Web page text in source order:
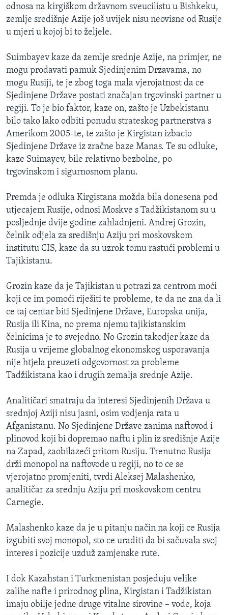
odnosa na kirgiškom državnom sveucilistu u Bishkeku,
zemlje središnje Azije još uvijek nisu neovisne od Rusije
u mjeri u kojoj bi to željele.
Suimbayev kaze da zemlje srednje Azije, na primjer, ne
mogu prodavati pamuk Sjedinjenim Drzavama, no
mogu Rusiji, te je zbog toga mala vjerojatnost da ce
Sjedinjene Države postati značajan trgovinski partner u
regiji. To je bio faktor, kaze on, zašto je Uzbekistanu
bilo tako lako odbiti ponudu strateskog partnerstva s
Amerikom 2005-te, te zašto je Kirgistan izbacio
Sjedinjene Države iz zračne baze Manas. Te su odluke,
kaze Suimayev, bile relativno bezbolne, po
trgovinskom i sigurnosnom planu.
Premda je odluka Kirgistana možda bila donesena pod
utjecajem Rusije, odnosi Moskve s Tadžikistanom su u
posljednje dvije godine zahladnjeni. Andrej Grozin,
čelnik odjela za središnju Aziju pri moskovskom
institutu CIS, kaze da su uzrok tomu rastući problemi u
Tajikistanu.
Grozin kaze da je Tajikistan u potrazi za centrom moći
koji ce im pomoći riješiti te probleme, te da ne zna da li
ce taj centar biti Sjedinjene Države, Europska unija,
Rusija ili Kina, no prema njemu tajikistanskim
čelnicima je to svejedno. No Grozin takodjer kaze da
Rusija u vrijeme globalnog ekonomskog usporavanja
nije htjela preuzeti odgovornost za probleme
Tadžikistana kao i drugih zemalja srednje Azije.
Analitičari smatraju da interesi Sjedinjenih Država u
srednjoj Aziji nisu jasni, osim vodjenja rata u
Afganistanu. No Sjedinjene Države zanima naftovod i
plinovod koji bi dopremao naftu i plin iz središnje Azije
na Zapad, zaobilazeći pritom Rusiju. Trenutno Rusija
drži monopol na naftovode u regiji, no to ce se
vjerojatno promjeniti, tvrdi Aleksej Malashenko,
analitičar za srednju Aziju pri moskovskom centru
Carnegie.
Malashenko kaze da je u pitanju način na koji ce Rusija
izgubiti svoj monopol, sto ce uraditi da bi sačuvala svoj
interes i pozicije uzduž zamjenske rute.
I dok Kazahstan i Turkmenistan posjeduju velike
zalihe nafte i prirodnog plina, Kirgistan i Tadžikistan
imaju obilje jedne druge vitalne sirovine – vode, koja